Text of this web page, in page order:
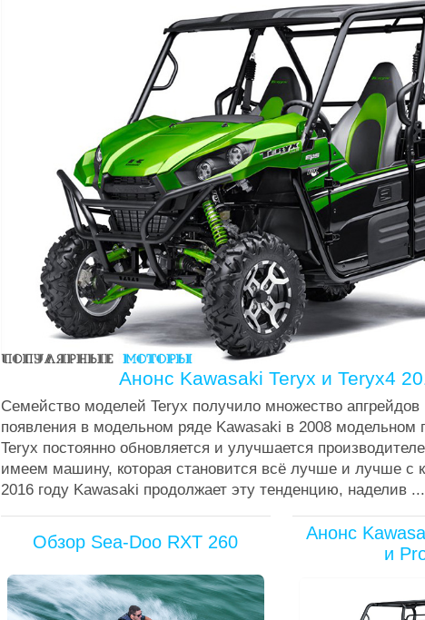
Анонс Kawasaki Teryx и Teryx4
Семейство моделей Teryx получило множество
появления в модельном ряде Kawasaki в 2008 модельном
Teryx постоянно обновляется и улучшается
имеем машину, которая становится всё лучше и лучше с
2016 году Kawasaki продолжает эту тенденцию, наделив
Обзор Sea-Doo RXT 260
Анонс
и